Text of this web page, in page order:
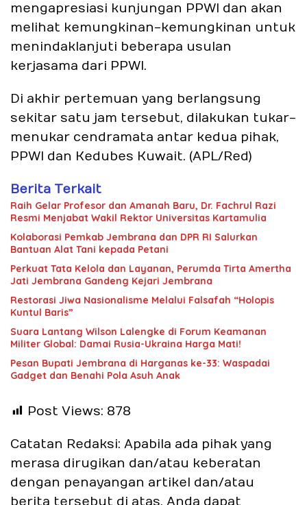
mengapresiasi kunjungan PPWI dan akan
melihat kemungkinan-kemungkinan untuk
menindaklanjuti beberapa usulan
kerjasama dari PPWI.
Di akhir pertemuan yang berlangsung
sekitar satu jam tersebut, dilakukan tukar-
menukar cendramata antar kedua pihak,
PPWI dan Kedubes Kuwait. (APL/Red)
Berita Terkait
Raih Gelar Profesor dan Amanah Baru, Dr. Fachrul Razi
Resmi Menjabat Wakil Rektor Universitas Kartamulia
Kolaborasi Pemkab Jembrana dan DPR RI Salurkan
Bantuan Alat Tani kepada Petani
Perkuat Tata Kelola dan Layanan, Perumda Tirta Amertha
Jati Jembrana Gandeng Kejari Jembrana
Restorasi Jiwa Nasionalisme Melalui Falsafah “Holopis
Kuntul Baris”
Suara Lantang Wilson Lalengke di Forum Keamanan
Militer Global: Damai Rusia-Ukraina Harga Mati!
Pesan Bupati Jembrana di Harganas ke-33: Waspadai
Gadget dan Benahi Pola Asuh Anak
Post Views: 878
Catatan Redaksi: Apabila ada pihak yang
merasa dirugikan dan/atau keberatan
dengan penayangan artikel dan/atau
berita tersebut di atas, Anda dapat